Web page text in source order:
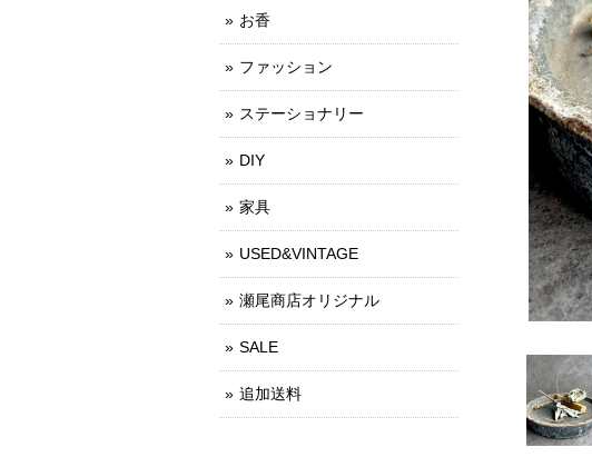
お香
ファッション
ステーショナリー
DIY
家具
USED&VINTAGE
瀬尾商店オリジナル
SALE
追加送料